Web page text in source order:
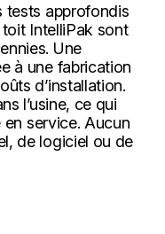
tests approfondis
IntelliPak sont
Une
à une fabrication
d’installation.
l’usine, ce qui
en service. Aucun
de logiciel ou de